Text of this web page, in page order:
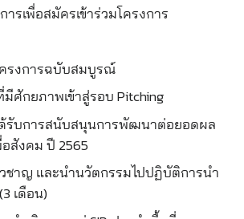
ารเพื่อสมัครเข้าร่วมโครงการ
รงการฉบับสมบูรณ์
ศักยภาพเข้าสู่รอบ Pitching
รับการสนับสนุนการพัฒนาต่อยอดผล
สังคม ปี 2565
ชาญ และนำนวัตกรรมไปปฏิบัติการนำ
เดือน)